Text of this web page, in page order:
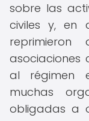
sobre las
civiles y, en
asociaciones
al régimen
muchas
obligadas a